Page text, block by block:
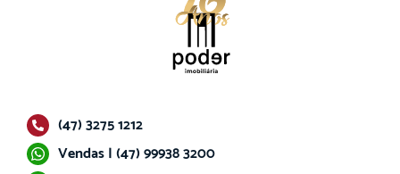
(47) 3275 1212
Vendas | (47) 99938 3200